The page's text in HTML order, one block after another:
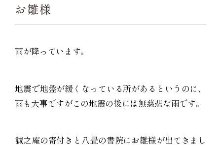
お雛様
雨が降っています。
地震で地盤が緩くなっている所があるというのに、
雨も大事ですがこの地震の後には無慈悲な雨です。
誠之庵の寄付きと八畳の書院にお雛様が出てきまし